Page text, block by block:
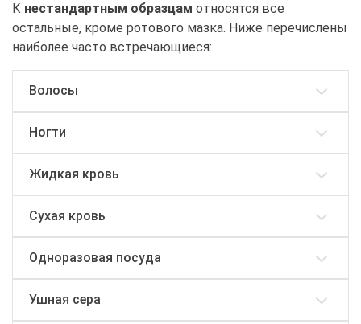
К нестандартным образцам относятся все
остальные, кроме ротового мазка. Ниже перечислены
наиболее часто встречающиеся:
Волосы
Ногти
Жидкая кровь
Сухая кровь
Одноразовая посуда
Ушная сера